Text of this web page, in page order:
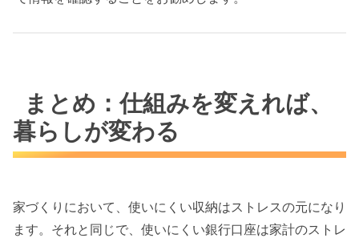
まとめ：仕組みを変えれば、
暮らしが変わる
家づくりにおいて、使いにくい収納はストレスの元になり
ます。それと同じで、使いにくい銀行口座は家計のストレ